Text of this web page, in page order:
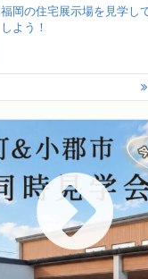
福岡の住宅展示場を見学し
しよう！